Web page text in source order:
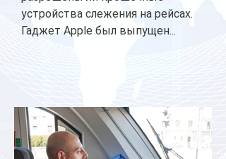
устройства слежения на рейсах.
Гаджет Apple был выпущен...